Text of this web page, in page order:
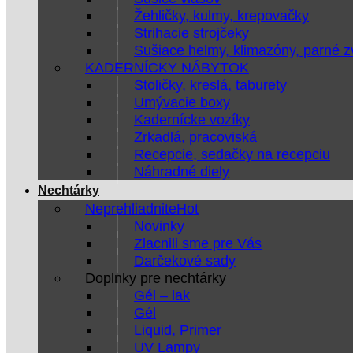
Žehličky, kulmy, krepovačky
Strihacie strojčeky
Sušiace helmy, klimazóny, parné
KADERNÍCKY NÁBYTOK
Stoličky, kreslá, taburety
Umývacie boxy
Kadernícke vozíky
Zrkadlá, pracoviská
Recepcie, sedačky na recepciu
Náhradné diely
Nechtárky
Neprehliadnite
Novinky
Zlacnili sme pre Vás
Darčekové sady
Doplnky pre nechtárky
Gél – lak
Gél
Liquid, Primer
UV Lampy